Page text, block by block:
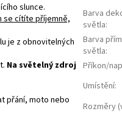
slunce.
se cítíte příjemně,
je z obnovitelných
Na světelný zdroj
přání, moto nebo
Barva
světla:
Barva
světla:
Příkon/
Umístění:
Rozměry